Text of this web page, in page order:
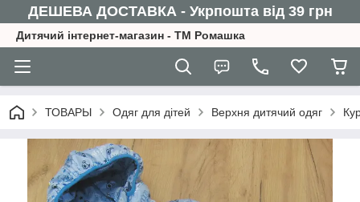
ДЕШЕВА ДОСТАВКА - Укрпошта від 39 грн
Дитячий інтернет-магазин - ТМ Ромашка
ТОВАРЫ Одяг для дітей Верхня дитячий одяг